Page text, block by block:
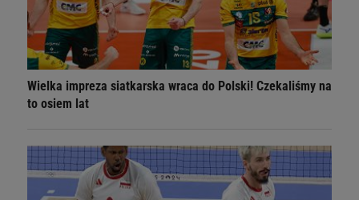
Wielka impreza siatkarska wraca do Polski! Czekaliśmy na
to osiem lat